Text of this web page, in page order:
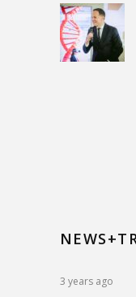
3 years ago